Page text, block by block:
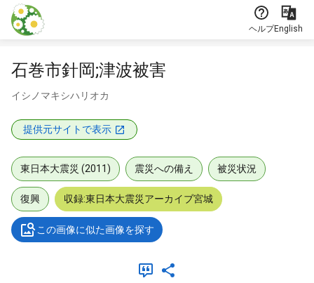
本文に飛ぶ
ヘルプEnglish
石巻市針岡;津波被害
イシノマキシハリオカ
提供元サイトで表示
東日本大震災 (2011) 震災への備え 被災状況
復興 収録:東日本大震災アーカイブ宮城
この画像に似た画像を探す